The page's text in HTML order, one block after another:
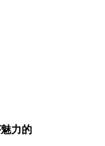
力的